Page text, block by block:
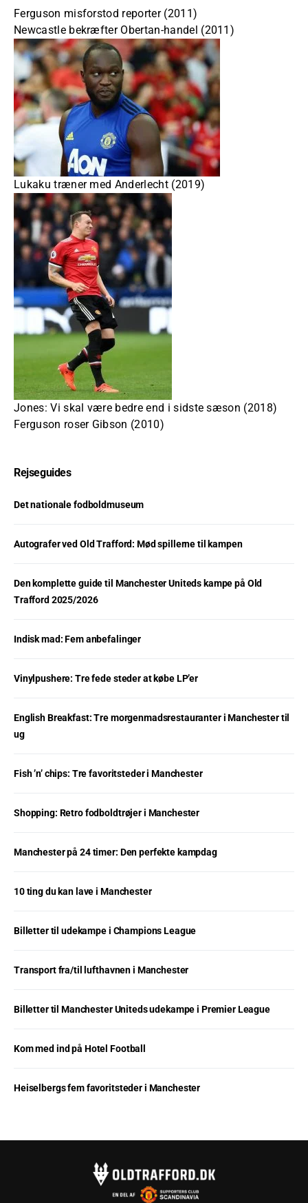
Ferguson misforstod reporter (2011)
Newcastle bekræfter Obertan-handel (2011)
Lukaku træner med Anderlecht (2019)
Jones: Vi skal være bedre end i sidste sæson (2018)
Ferguson roser Gibson (2010)
Rejseguides
Det nationale fodboldmuseum
Autografer ved Old Trafford: Mød spillerne til kampen
Den komplette guide til Manchester Uniteds kampe på Old
Trafford 2025/2026
Indisk mad: Fem anbefalinger
Vinylpushere: Tre fede steder at købe LP’er
English Breakfast: Tre morgenmadsrestauranter i Manchester til
ug
Fish ’n’ chips: Tre favoritsteder i Manchester
Shopping: Retro fodboldtrøjer i Manchester
Manchester på 24 timer: Den perfekte kampdag
10 ting du kan lave i Manchester
Billetter til udekampe i Champions League
Transport fra/til lufthavnen i Manchester
Billetter til Manchester Uniteds udekampe i Premier League
Kom med ind på Hotel Football
Heiselbergs fem favoritsteder i Manchester